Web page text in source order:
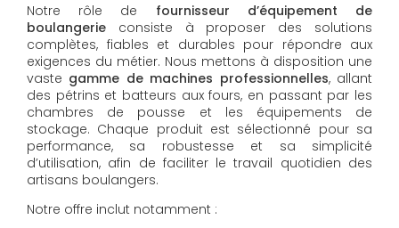
Notre rôle de fournisseur d’équipement de
boulangerie consiste à proposer des solutions
complètes, fiables et durables pour répondre aux
exigences du métier. Nous mettons à disposition une
vaste gamme de machines professionnelles, allant
des pétrins et batteurs aux fours, en passant par les
chambres de pousse et les équipements de
stockage. Chaque produit est sélectionné pour sa
performance, sa robustesse et sa simplicité
d’utilisation, afin de faciliter le travail quotidien des
artisans boulangers.
Notre offre inclut notamment :